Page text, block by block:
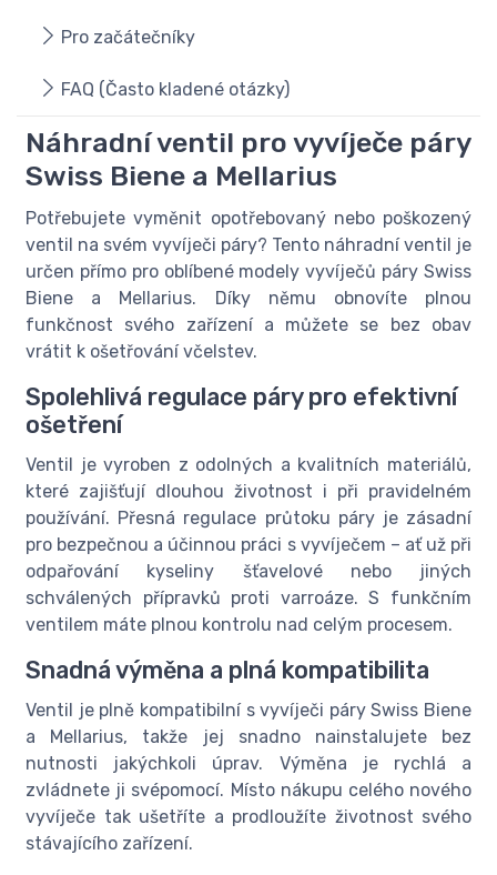
Pro začátečníky
FAQ (Často kladené otázky)
Náhradní ventil pro vyvíječe páry
Swiss Biene a Mellarius
Potřebujete vyměnit opotřebovaný nebo poškozený
ventil na svém vyvíječi páry? Tento náhradní ventil je
určen přímo pro oblíbené modely vyvíječů páry Swiss
Biene a Mellarius. Díky němu obnovíte plnou
funkčnost svého zařízení a můžete se bez obav
vrátit k ošetřování včelstev.
Spolehlivá regulace páry pro efektivní
ošetření
Ventil je vyroben z odolných a kvalitních materiálů,
které zajišťují dlouhou životnost i při pravidelném
používání. Přesná regulace průtoku páry je zásadní
pro bezpečnou a účinnou práci s vyvíječem – ať už při
odpařování kyseliny šťavelové nebo jiných
schválených přípravků proti varroáze. S funkčním
ventilem máte plnou kontrolu nad celým procesem.
Snadná výměna a plná kompatibilita
Ventil je plně kompatibilní s vyvíječi páry Swiss Biene
a Mellarius, takže jej snadno nainstalujete bez
nutnosti jakýchkoli úprav. Výměna je rychlá a
zvládnete ji svépomocí. Místo nákupu celého nového
vyvíječe tak ušetříte a prodloužíte životnost svého
stávajícího zařízení.